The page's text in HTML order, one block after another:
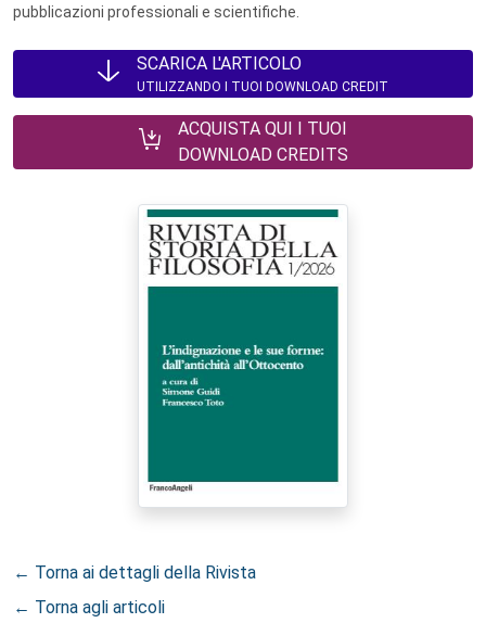
pubblicazioni professionali e scientifiche.
SCARICA L'ARTICOLO
UTILIZZANDO I TUOI DOWNLOAD CREDIT
ACQUISTA QUI I TUOI
DOWNLOAD CREDITS
← Torna ai dettagli della Rivista
← Torna agli articoli